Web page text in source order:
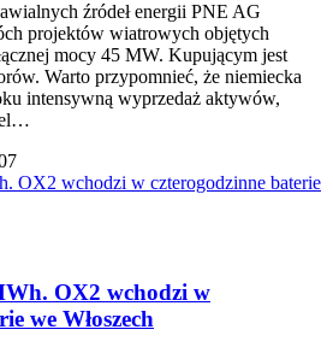
źródeł energii PNE AG
projektów wiatrowych objętych
mocy 45 MW. Kupującym jest
Warto przypomnieć, że niemiecka
intensywną wyprzedaż aktywów,
OX2 wchodzi w
we Włoszech